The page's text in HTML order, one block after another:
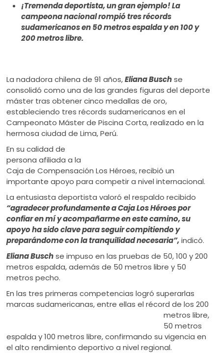
¡Tremenda deportista, un gran ejemplo! La
campeona nacionalrompió tres récords
sudamericanos en 50 metros espalda y en 100 y
200 metros libre.
La nadadora chilena de 91 años,Eliana Busch se
consolidó como una de las grandes figuras del deporte
máster tras obtener cinco medallas de oro,
estableciendo tres récords sudamericanos en el
Campeonato Máster de Piscina Corta, realizado en la
hermosa ciudad de Lima, Perú.
En su calidad de
persona afiliada a la
Caja de Compensación Los Héroes, recibió un
importante apoyo para competir a nivel internacional.
La entusiasta deportista valoró el respaldo recibido
“agradecer profundamente a Caja Los Héroes por
confiar en mí y acompañarme en este camino, su
apoyo ha sido clave para seguir compitiendo y
preparándome con la tranquilidad necesaria”,indicó.
Eliana Buschse impuso en las pruebas de 50, 100 y 200
metros espalda, además de 50 metros libre y 50
metros pecho.
En las tres primeras competencias logró superarlas
marcas sudamericanas, entre ellas el récord de los 200
metros libre,
50 metros
espalda y 100 metros libre, confirmando su vigencia en
el alto rendimiento deportivo a nivel regional.